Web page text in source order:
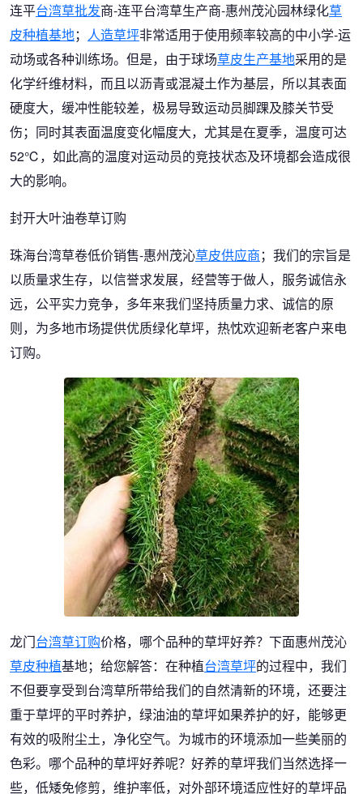
连平台湾草批发商-连平台湾草生产商-惠州茂沁园林绿化草
皮种植基地； 人造草坪非常适用于使用频率较高的中小学-运
动场或各种训练场。但是，由于球场草皮生产基地采用的是
化学纤维材料，而且以沥青或混凝土作为基层，所以其表面
硬度大，缓冲性能较差，极易导致运动员脚踝及膝关节受
伤；同时其表面温度变化幅度大，尤其是在夏季，温度可达
52℃，如此高的温度对运动员的竞技状态及环境都会造成很
大的影响。
封开大叶油卷草订购
珠海台湾草卷低价销售-惠州茂沁草皮供应商；我们的宗旨是
以质量求生存，以信誉求发展，经营等于做人，服务诚信永
远，公平实力竞争，多年来我们坚持质量力求、诚信的原
则，为多地市场提供优质绿化草坪，热忱欢迎新老客户来电
订购。
龙门台湾草订购价格，哪个品种的草坪好养？下面惠州茂沁
草皮种植基地；给您解答：在种植台湾草坪的过程中，我们
不但要享受到台湾草所带给我们的自然清新的环境，还要注
重于草坪的平时养护，绿油油的草坪如果养护的好，能够更
有效的吸附尘土，净化空气。为城市的环境添加一些美丽的
色彩。哪个品种的草坪好养呢？好养的草坪我们当然选择一
些，低矮免修剪，维护率低，对外部环境适应性好的草坪品